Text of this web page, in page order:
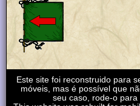
Este site foi reconstruido para
móveis, mas é possível que
seu caso, rode-o para